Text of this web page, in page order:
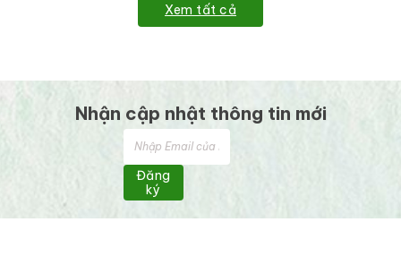
Xem tất cả
Nhận cập nhật thông tin mới
Đăng
ký